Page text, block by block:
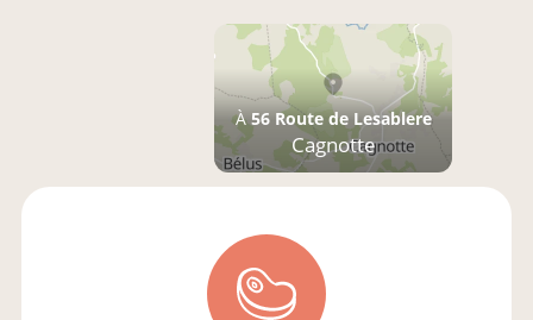
À56 Route de Lesablere
Cagnotte